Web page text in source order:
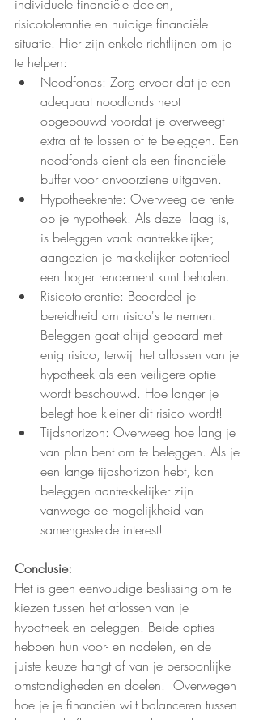
individuele financiële doelen,
risicotolerantie en huidige financiële
situatie. Hier zijn enkele richtlijnen om je
te helpen:
Noodfonds: Zorg ervoor dat je een
adequaat noodfonds hebt
opgebouwd voordat je overweegt
extra af te lossen of te beleggen. Een
noodfonds dient als een financiële
buffer voor onvoorziene uitgaven.
Hypotheekrente: Overweeg de rente
op je hypotheek. Als deze  laag is,
is beleggen vaak aantrekkelijker,
aangezien je makkelijker potentieel
een hoger rendement kunt behalen.
Risicotolerantie: Beoordeel je
bereidheid om risico's te nemen.
Beleggen gaat altijd gepaard met
enig risico, terwijl het aflossen van je
hypotheek als een veiligere optie
wordt beschouwd. Hoe langer je
belegt hoe kleiner dit risico wordt!
Tijdshorizon: Overweeg hoe lang je
van plan bent om te beleggen. Als je
een lange tijdshorizon hebt, kan
beleggen aantrekkelijker zijn
vanwege de mogelijkheid van
samengestelde interest!
Conclusie:
Het is geen eenvoudige beslissing om te
kiezen tussen het aflossen van je
hypotheek en beleggen. Beide opties
hebben hun voor- en nadelen, en de
juiste keuze hangt af van je persoonlijke
omstandigheden en doelen.  Overwegen
hoe je je financiën wilt balanceren tussen